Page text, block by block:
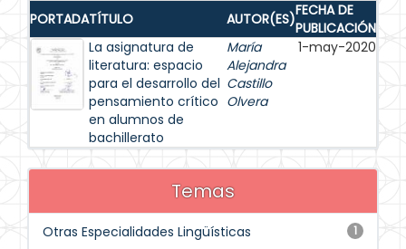
PORTADATÍTULO AUTOR(ES)FECHA DE
PUBLICACIÓN
La asignatura de
literatura: espacio
para el desarrollo del
pensamiento crítico
en alumnos de
bachillerato
María
Alejandra
Castillo
Olvera
1-may-2020
Temas
1
Otras Especialidades Lingüísticas